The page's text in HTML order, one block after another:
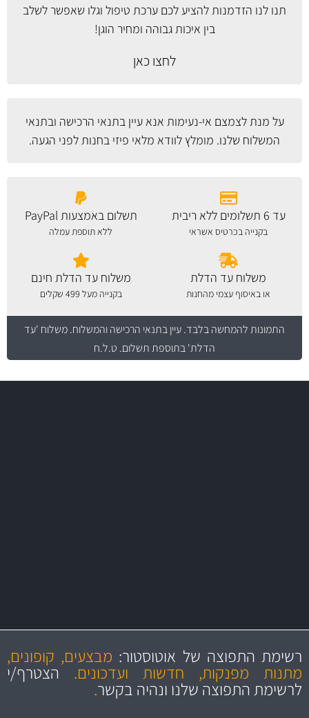
תנו לנו הזדמנות להציע לכם ערכת טיפול וגלו שאפשר לשלב
בין איכות גבוהה ומחיר הוגן!
לחצו כאן
על מנת לצמצם אי-נעימות אנא עייןבתנאי הרכישה ובתנאי
המשלוח שלנו. מומלץ לוודא מלאי פיזי בחנות לפני הגעה.
עד 6 תשלומים ללא ריבית
בקנייה בכרטיס אשראי
תשלום באמצעות PayPal
ללא תוספת עמלה
משלוח עד הדלת
או באיסוף עצמי מהחנות
משלוח עד הדלת חינם
בקנייה מעל 499 שקלים
התמונות להמחשה בלבד.עיין בתנאי הרכישה והמשלוח. משלוח 'עד
הדלת' בתוספת תשלום. ט.ל.ח
מקצועיות
ושירות מצויין
מחירים
הוגנים
והיצע מוצרים איכותירשימת התפוצה של אוטוסטור: מבצעים, קופונים,
מתנות מפנקות, חדשות ועדכונים.הצטרף/י
לרשימת התפוצה שלנו ונהיה בקשר.